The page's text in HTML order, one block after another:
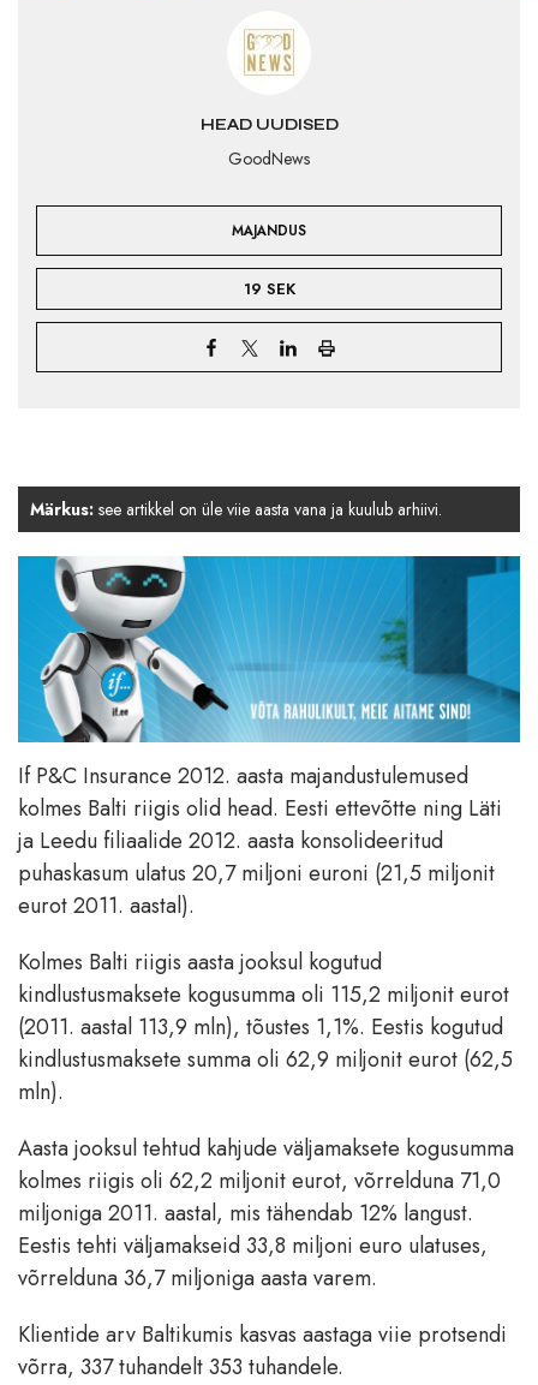
HEAD UUDISED
GoodNews
MAJANDUS
19 SEK
Märkus: see artikkel on üle viie aasta vana ja kuulub arhiivi.
If P&C Insurance 2012. aasta majandustulemused
kolmes Balti riigis olid head. Eesti ettevõtte ning Läti
ja Leedu filiaalide 2012. aasta konsolideeritud
puhaskasum ulatus 20,7 miljoni euroni (21,5 miljonit
eurot 2011. aastal).
Kolmes Balti riigis aasta jooksul kogutud
kindlustusmaksete kogusumma oli 115,2 miljonit eurot
(2011. aastal 113,9 mln), tõustes 1,1%. Eestis kogutud
kindlustusmaksete summa oli 62,9 miljonit eurot (62,5
mln).
Aasta jooksul tehtud kahjude väljamaksete kogusumma
kolmes riigis oli 62,2 miljonit eurot, võrrelduna 71,0
miljoniga 2011. aastal, mis tähendab 12% langust.
Eestis tehti väljamakseid 33,8 miljoni euro ulatuses,
võrrelduna 36,7 miljoniga aasta varem.
Klientide arv Baltikumis kasvas aastaga viie protsendi
võrra, 337 tuhandelt 353 tuhandele.